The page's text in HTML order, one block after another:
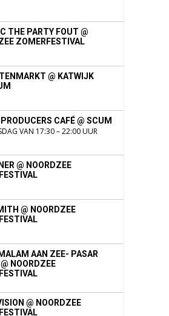
THE PARTY FOUT @
ZOMERFESTIVAL
@ KATWIJK
CAFÉ @ SCUM
VAN 17:30 – 22:00 UUR
@ NOORDZEE
@ NOORDZEE
AAN ZEE- PASAR
NOORDZEE
@ NOORDZEE